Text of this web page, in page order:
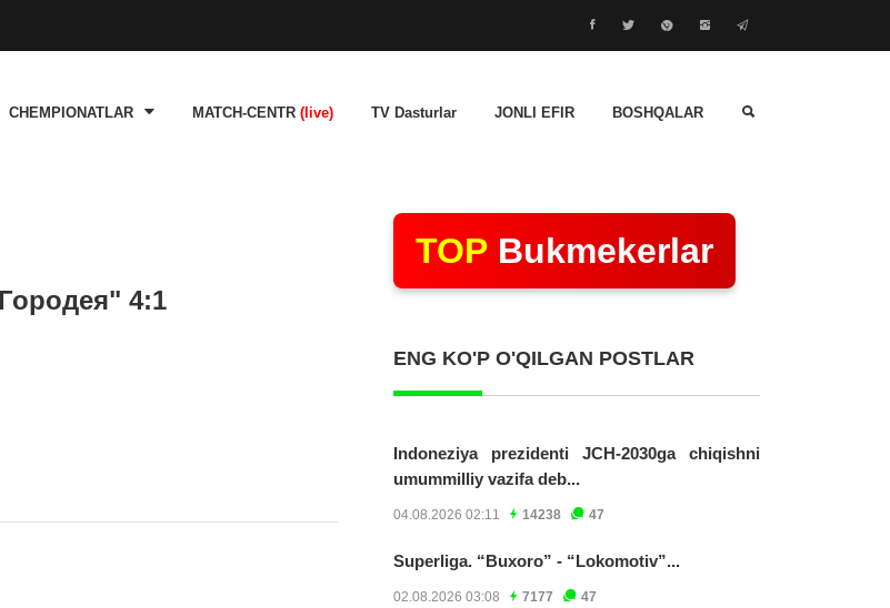
CHEMPIONATLAR MATCH-CENTR (live) TV Dasturlar JONLI EFIR BOSHQALAR
4:1
TOP Bukmekerlar
ENG KO'P O'QILGAN POSTLAR
Indoneziya prezidenti JCH-2030ga chiqishni
umummilliy vazifa deb...
04.08.2026 02:11 14238 47
Superliga. “Buxoro” - “Lokomotiv”...
02.08.2026 03:08 7177 47